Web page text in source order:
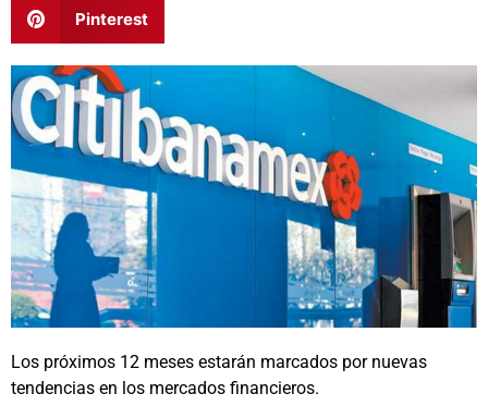
Pinterest
Los próximos 12 meses estarán marcados por nuevas
tendencias en los mercados financieros.